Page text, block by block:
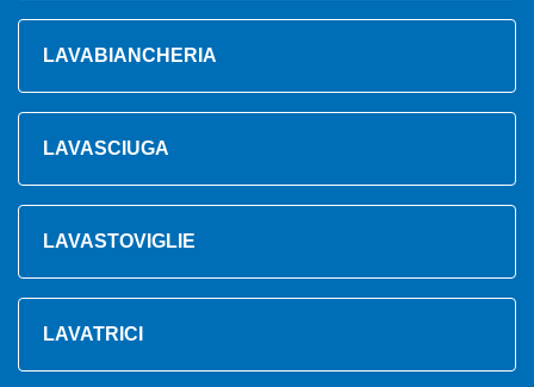
LAVABIANCHERIA
LAVASCIUGA
LAVASTOVIGLIE
LAVATRICI